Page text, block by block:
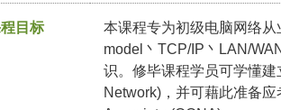
目标
本课程专为初级电脑网络
model丶TCP/IP丶LAN/
识。修毕课程学员可学懂
Network)，并可藉此准备